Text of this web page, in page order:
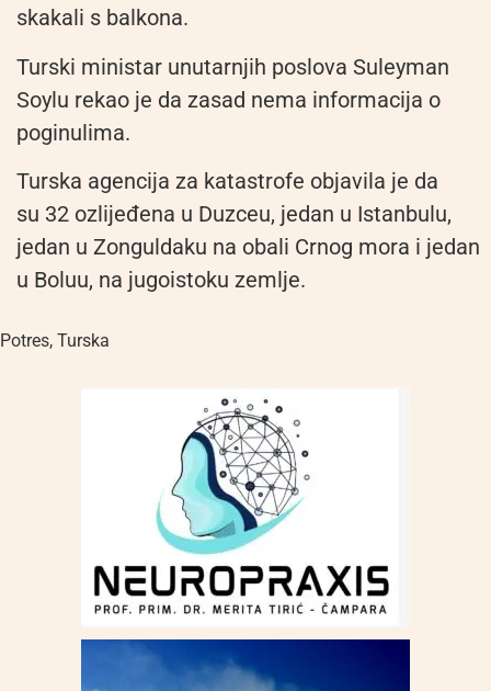
skakali s balkona.
Turski ministar unutarnjih poslova Suleyman
Soylu rekao je da zasad nema informacija o
poginulima.
Turska agencija za katastrofe objavila je da
su 32 ozlijeđena u Duzceu, jedan u Istanbulu,
jedan u Zonguldaku na obali Crnog mora i jedan
u Boluu, na jugoistoku zemlje.
Potres, Turska